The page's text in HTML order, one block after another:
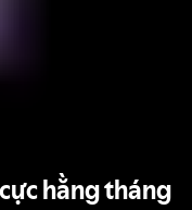
hằng tháng